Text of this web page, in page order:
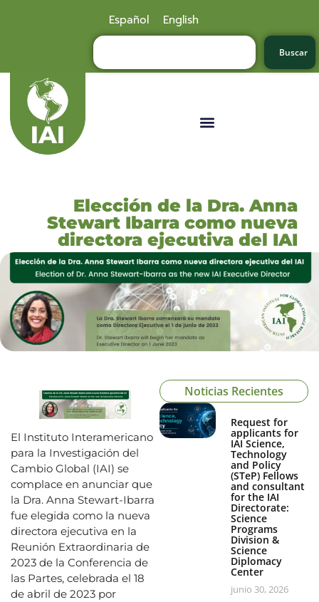
Español English
Buscar
Elección de la Dra. Anna
Stewart Ibarra como nueva
directora ejecutiva del IAI
El Instituto Interamericano
para la Investigación del
Cambio Global (IAI) se
complace en anunciar que
la Dra. Anna Stewart-Ibarra
fue elegida como la nueva
directora ejecutiva en la
Reunión Extraordinaria de
2023 de la Conferencia de
las Partes, celebrada el 18
de abril de 2023 por
Noticias Recientes
Request for
applicants for
IAI Science,
Technology
and Policy
(STeP) Fellows
and consultant
for the IAI
Directorate:
Science
Programs
Division &
Science
Diplomacy
Center
junio 30, 2026